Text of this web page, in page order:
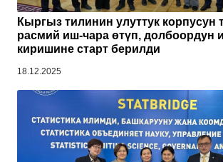
Кыргыз тилинин улуттук корпусун
расмий иш-чара өтүп, долбоордун
киришине старт берилди
18.12.2025